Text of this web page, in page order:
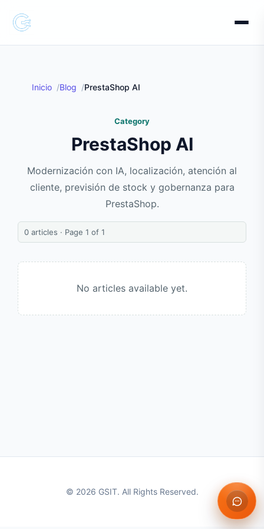
Inicio Blog PrestaShop AI
Category
PrestaShop AI
Modernización con IA, localización, atención al
cliente, previsión de stock y gobernanza para
PrestaShop.
0 articles · Page 1 of 1
No articles available yet.
© 2026 GSIT. All Rights Reserved.